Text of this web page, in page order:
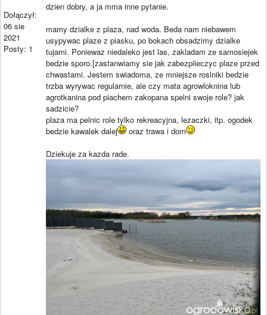
Dołączył:
06 sie
2021
Posty: 1
dzien dobry, a ja mma inne pytanie.
mamy dzialke z plaza, nad woda. Beda nam niebawem
usypywac plaze z piasku, po bokach obsadzimy dzialke
tujami. Poniewaz niedaleko jest las, zakladam ze samosiejek
bedzie sporo.[zastanwiamy sie jak zabezpiieczyc plaze przed
chwastami. Jestem swiadoma, ze mniejsze roslniki bedzie
trzba wyrywac regularnie, ale czy mata agrowloknina lub
agrotkanina pod piachem zakopana spelni swoje role? jak
sadzicie?
plaza ma pelnic role tylko rekreacyjna, lezaczki, itp. ogodek
bedzie kawalek dalej
oraz trawa i dom
Dziekuje za kazda rade.